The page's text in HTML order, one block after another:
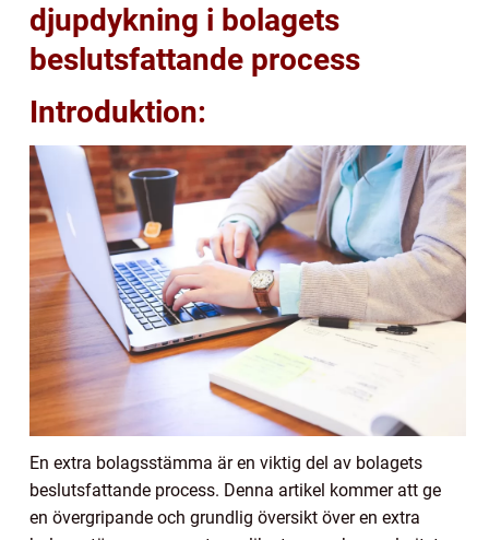
djupdykning i bolagets
beslutsfattande process
Introduktion:
En extra bolagsstämma är en viktig del av bolagets
beslutsfattande process. Denna artikel kommer att ge
en övergripande och grundlig översikt över en extra